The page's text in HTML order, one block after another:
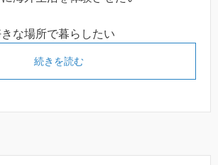
きな場所で暮らしたい
続きを読む